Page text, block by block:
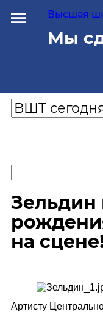
Высшая
Мы
Зельдин
на
Артисту